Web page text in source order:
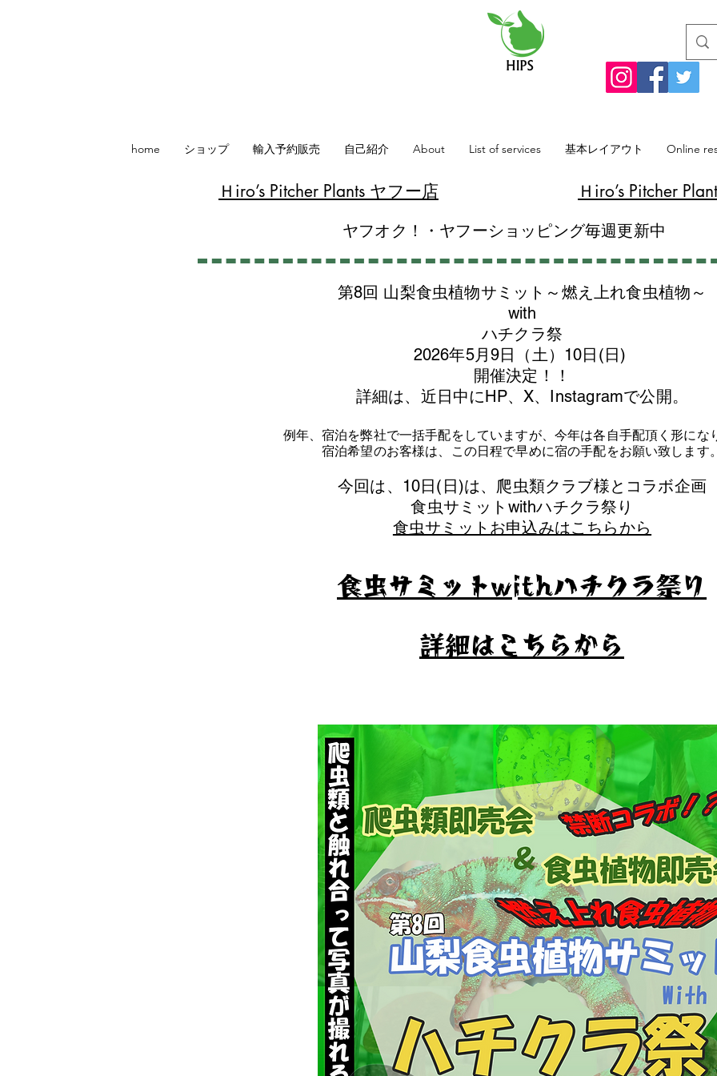
home ショップ 輸入予約販売 自己紹介 About List of services 基本レイアウト Online
​Ｈiro’s Pitcher Plants ヤフー店 Ｈiro’s Pitcher
ヤフオク！・ヤフーショッピング毎週更新中
第8回 山梨食虫植物サミット～燃え上れ食虫植物～
with
​ハチクラ祭
2026年5月9日（土）10日(日)
​開催決定！！
詳細は、近日中にHP、X、Instagramで公開。
例年、宿泊を弊社で一括手配をしていますが、今年は各自手配頂く形にな
​宿泊希望のお客様は、この日程で早めに宿の手配をお願い致します。
​今回は、10日(日)は、爬虫類クラブ様とコラボ企画
​食虫サミットwithハチクラ祭り
食虫サミットお申込みはこちらから
食虫サミットwithハチクラ祭り
​詳細はこちらから